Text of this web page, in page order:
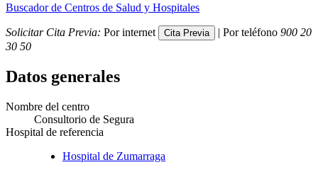
Buscador de Centros de Salud y Hospitales
Solicitar Cita Previa: Por internet | Por teléfono 900 20
30 50
Datos generales
Nombre del centro
Consultorio de Segura
Hospital de referencia
Hospital de Zumarraga